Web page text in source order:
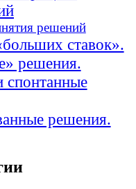
решений
ставок».
решения.
спонтанные
решения.